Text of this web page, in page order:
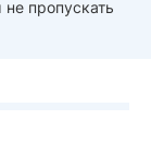
не пропускать